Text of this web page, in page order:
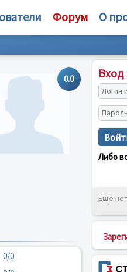
Форум О
0.0
0/0
Вход
Либо
Ещё